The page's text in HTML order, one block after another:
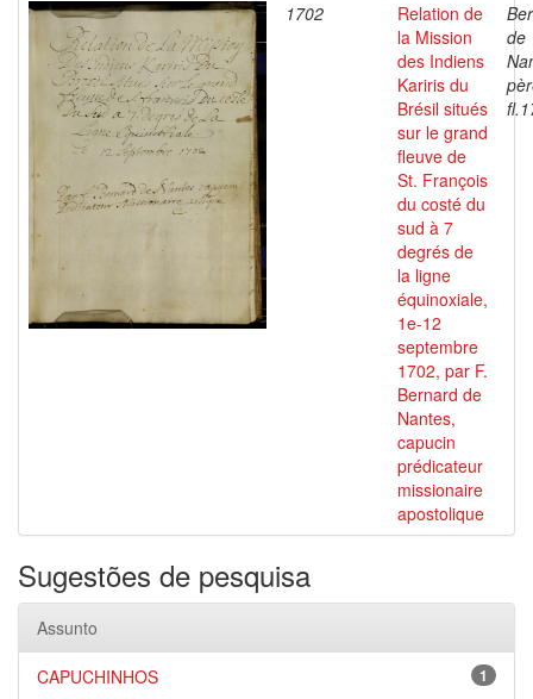
1702
Relation de
la Mission
des Indiens
Kariris du
Brésil situés
sur le grand
fleuve de
St. François
du costé du
sud à 7
degrés de
la ligne
équinoxiale,
1e-12
septembre
1702, par F.
Bernard de
Nantes,
capucin
prédicateur
missionaire
apostolique
de
Sugestões de pesquisa
Assunto
1
CAPUCHINHOS